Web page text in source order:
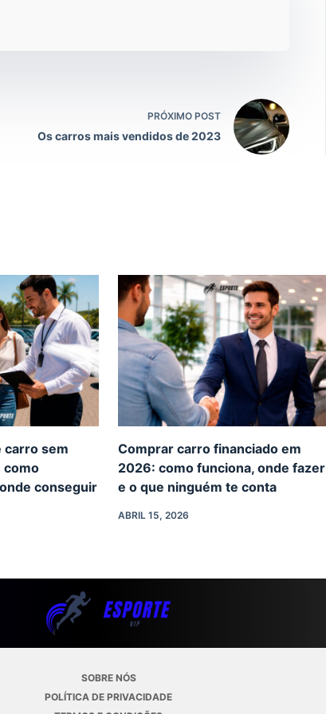
PRÓXIMO POST
Os carros mais vendidos de 2023
carro sem
como
conseguir
Comprar carro financiado em
2026: como funciona, onde fazer
e o que ninguém te conta
ABRIL 15, 2026
SOBRE NÓS
POLÍTICA DE PRIVACIDADE